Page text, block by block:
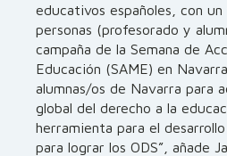
educativos españoles, con
personas (profesorado y
campaña de la Semana de
Educación (SAME) en
alumnas/os de Navarra para
global del derecho a la
herramienta para el
para lograr los ODS”, añade